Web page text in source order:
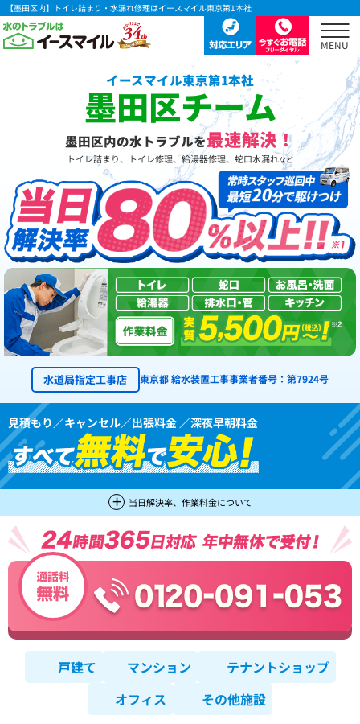
【墨田区内】トイレ詰まり・水漏れ修理はイースマイル東京第1本社
イースマイル東京第1本社
墨田区チーム
墨田区内の水トラブルを最速解決！
トイレ詰まり、トイレ修理、給湯器修理、蛇口水漏れなど
水道局指定工事店 東京都 給水装置工事事業者番号：第7924号
見積もり／キャンセル／出張料金 ／深夜早朝料金
当日解決率、作業料金について
戸建て マンション
テナントショップ
オフィス
その他施設